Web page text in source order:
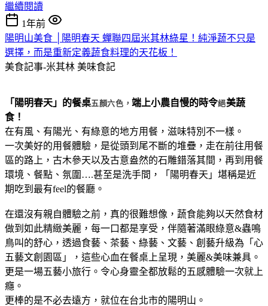
繼續閱讀
1年前
陽明山美食 │陽明春天 蟬聯四屆米其林綠星！純淨蔬不只是
選擇，而是重新定義蔬食料理的天花板！
美食記事-米其林 美味食記
「陽明春天」的餐桌五顏六色，端上小農自慢的時令絕美蔬
食！
在有風、有陽光、有綠意的地方用餐，滋味特別不一樣。
一次美好的用餐體驗，是從頭到尾不斷的堆疊，走在前往用餐
區的路上，古木參天以及古意盎然的石雕錯落其間，再到用餐
環境、餐點、氛圍….甚至是洗手間，「陽明春天」堪稱是近
期吃到最有feel的餐廳。
在還沒有親自體驗之前，真的很難想像，蔬食能夠以天然食材
做到如此精緻美麗，每一口都是享受，伴隨著滿眼綠意&蟲鳴
鳥叫的舒心，透過食藝、茶藝、綠藝、文藝、創藝升級為「心
五藝文創園區」，這些心血在餐桌上呈現，美麗&美味兼具。
更是一場五藝小旅行。令心身靈全都放鬆的五感體驗一次就上
癮。
更棒的是不必去遠方，就位在台北市的陽明山。